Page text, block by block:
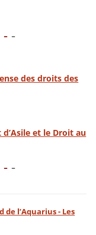
- -
des droits des
et le Droit au
- -
l’Aquarius - Les